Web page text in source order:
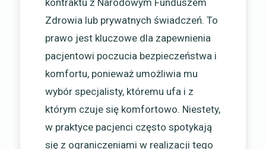
kontraktu z Narodowym Funduszem
Zdrowia lub prywatnych świadczeń. To
prawo jest kluczowe dla zapewnienia
pacjentowi poczucia bezpieczeństwa i
komfortu, ponieważ umożliwia mu
wybór specjalisty, któremu ufa i z
którym czuje się komfortowo. Niestety,
w praktyce pacjenci często spotykają
się z ograniczeniami w realizacji tego